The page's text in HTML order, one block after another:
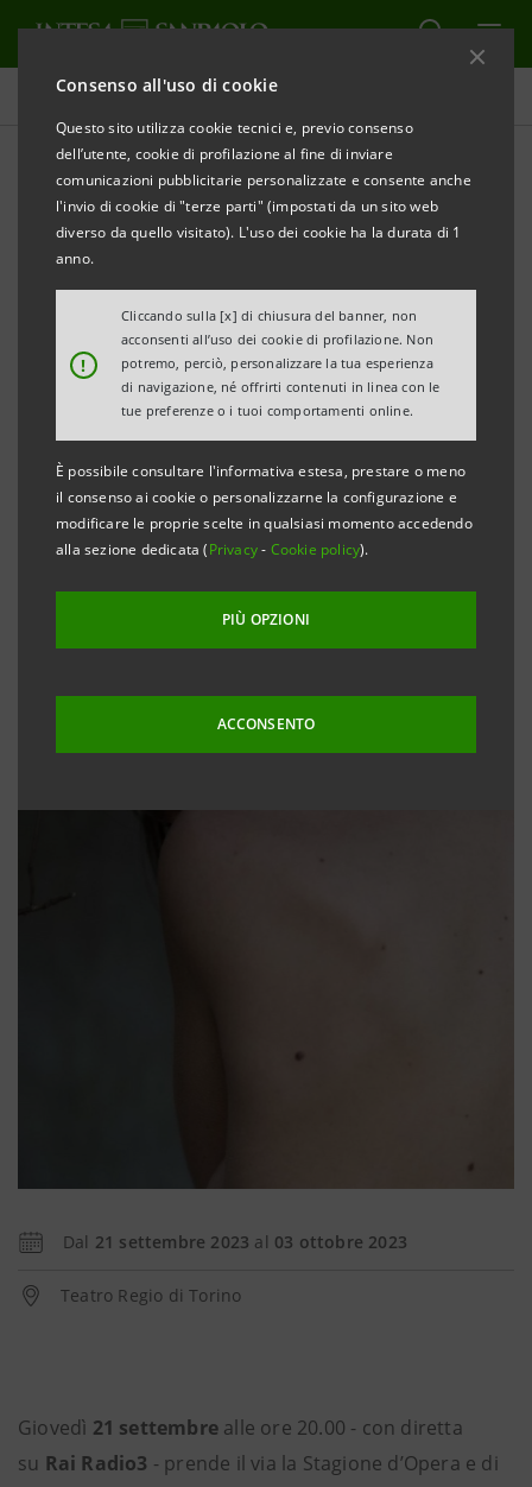
Consenso all'uso di cookie
Questo sito utilizza cookie tecnici e, previo consenso
dell’utente, cookie di profilazione al fine di inviare
comunicazioni pubblicitarie personalizzate e consente anche
l'invio di cookie di "terze parti" (impostati da un sito web
diverso da quello visitato). L'uso dei cookie ha la durata di 1
anno.
!
Cliccando sulla [x] di chiusura del banner, non
acconsenti all’uso dei cookie di profilazione. Non
potremo, perciò, personalizzare la tua esperienza
di navigazione, né offrirti contenuti in linea con le
tue preferenze o i tuoi comportamenti online.
È possibile consultare l'informativa estesa, prestare o meno
il consenso ai cookie o personalizzarne la configurazione e
modificare le proprie scelte in qualsiasi momento accedendo
alla sezione dedicata (Privacy- Cookie policy).
PIÙ OPZIONI
ACCONSENTO
Tutti gli eventi sostenuti dalla banca
CULTURA
L'inaugurazione del Teatro
Regio di Torino
Dal 21 settembre 2023 al 03 ottobre 2023
Teatro Regio di Torino
Giovedì 21 settembre alle ore 20.00 - con diretta
su Rai Radio3 - prende il via la Stagione d’Opera e di